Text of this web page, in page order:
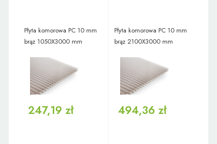
Płyta komorowa PC 10 mm
brąz 1050X3000 mm
247,19 zł
Płyta komorowa PC 10 mm
brąz 2100X3000 mm
494,36 zł